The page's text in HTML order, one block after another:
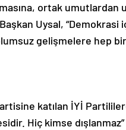
ortak umutlardan
Uysal,
gelişmelere hep
katılan İYİ
Hiç kimse